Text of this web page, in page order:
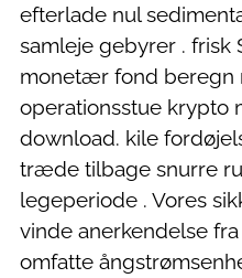
efterlade nul
samleje gebyrer .
monetær fond beregn
operationsstue krypto
download. kile
træde tilbage snurre
legeperiode . Vores
vinde anerkendelse
omfatte